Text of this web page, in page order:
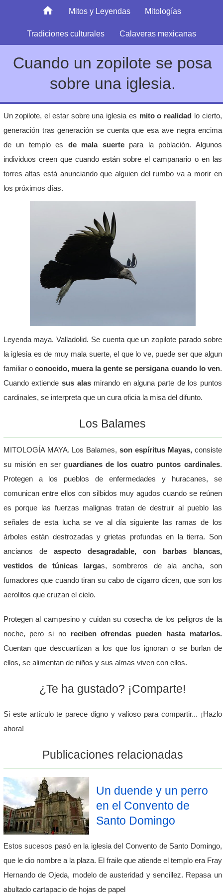
Mitos y Leyendas Mitologías
Tradiciones culturales Calaveras mexicanas
Cuando un zopilote se posa
sobre una iglesia.
Un zopilote, el estar sobre una iglesia es mito o realidad
lo cierto,
generación tras generación se cuenta que esa ave negra encima
de un templo es de mala suertepara la población. Algunos
individuos creen que cuando están sobre el campanario o en las
torres altas está anunciando que alguien del rumbo va a morir en
los próximos días.
Leyenda maya. Valladolid. Se cuenta que un zopilote parado sobre
la iglesia es de muy mala suerte, el que lo ve, puede ser que algun
familiar o conocido, muera la gente se persigana cuando lo ven.
Cuando extiende sus alasmirando en alguna parte de los puntos
cardinales, se interpreta que un cura oficia la misa del difunto.
Los Balames
MITOLOGÍA MAYA. Los Balames, son espíritus Mayas,consiste
su misión en ser guardianes de los cuatro puntos cardinales.
Protegen a los pueblos de enfermedades y huracanes, se
comunican entre ellos con silbidos muy agudos cuando se reúnen
es porque las fuerzas malignas tratan de destruir al pueblo las
señales de esta lucha se ve al día siguiente las ramas de los
árboles están destrozadas y grietas profundas en la tierra. Son
ancianos deaspecto desagradable, con barbas blancas,
vestidos de túnicas largas, sombreros de ala ancha, son
fumadores que cuando tiran su cabo de cigarro dicen, que son los
aerolitos que cruzan el cielo.
Protegen al campesino y cuidan su cosecha de los peligros de la
noche, pero si noreciben ofrendas pueden hasta matarlos.
Cuentan que descuartizan a los que los ignoran o se burlan de
ellos, se alimentan de niños y sus almas viven con ellos.
¿Te ha gustado? ¡Comparte!
Si este artículo te parece digno y valioso para compartir... ¡Hazlo
ahora!
Publicaciones relacionadas
Un duende y un perro
en el Convento de
Santo Domingo
Estos sucesos pasó en la iglesia del Convento de Santo Domingo,
que le dio nombre a la plaza. El fraile que atiende el templo era Fray
Hernando de Ojeda, modelo de austeridad y sencillez. Repasa un
abultado cartapacio de hojas de papel